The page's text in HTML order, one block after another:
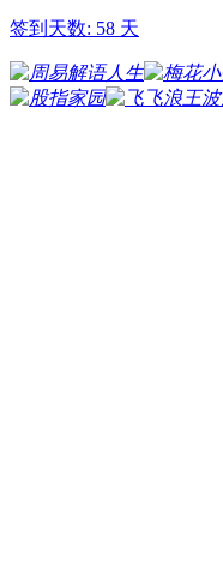
签到天数: 58 天